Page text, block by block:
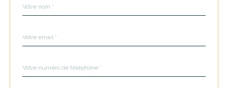
par
*
*
*